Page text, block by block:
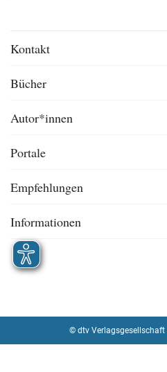
Kontakt
Bücher
Autor*innen
Portale
Empfehlungen
Informationen
© dtv Verlagsgesellschaft